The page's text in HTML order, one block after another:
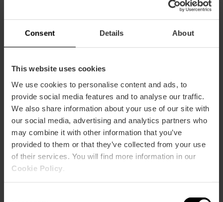
Consent Details About
This website uses cookies
We use cookies to personalise content and ads, to
provide social media features and to analyse our traffic.
We also share information about your use of our site with
our social media, advertising and analytics partners who
may combine it with other information that you’ve
provided to them or that they’ve collected from your use
of their services. You will find more information in our
Cookie Policy
Concierto inmersivo
«Colores del Sonido»
06/09/2026 - 06/09/2026
Sagunto celebra la
43ª edición del
festival «Sagunt a
escena»